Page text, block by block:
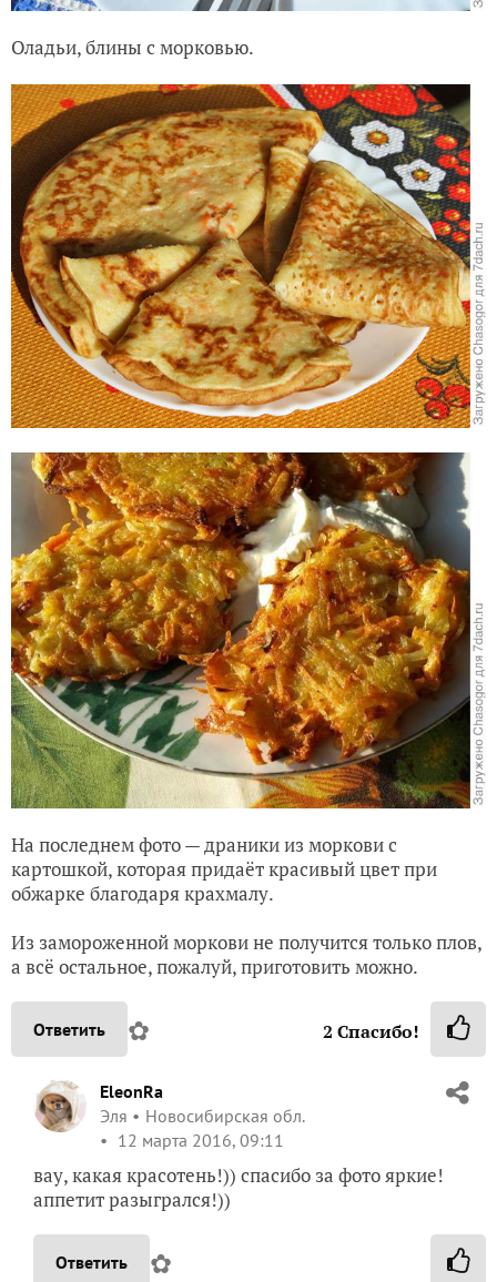
Оладьи, блины с морковью.
На последнем фото — драники из моркови с
картошкой, которая придаёт красивый цвет при
обжарке благодаря крахмалу.
Из замороженной моркови не получится только плов,
а всё остальное, пожалуй, приготовить можно.
Ответить ✿ 2 Спасибо!
EleonRa
Эля
Новосибирская обл.
12 марта 2016, 09:11
вау, какая красотень!)) спасибо за фото яркие!
аппетит разыгрался!))
Ответить ✿